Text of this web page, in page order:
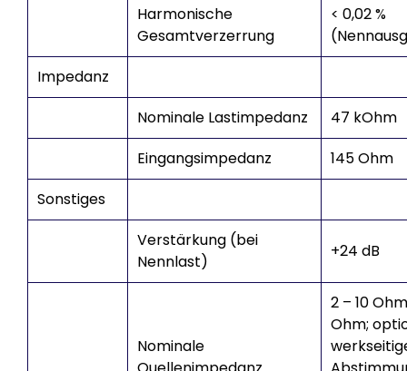
Harmonische
Gesamtverzerrung
< 0,02 %
Impedanz
Nominale Lastimpedanz
47 kOhm
Eingangsimpedanz
145 Ohm
Sonstiges
Verstärkung (bei
Nennlast)
+24 dB
Nominale
2 – 10
Ohm;